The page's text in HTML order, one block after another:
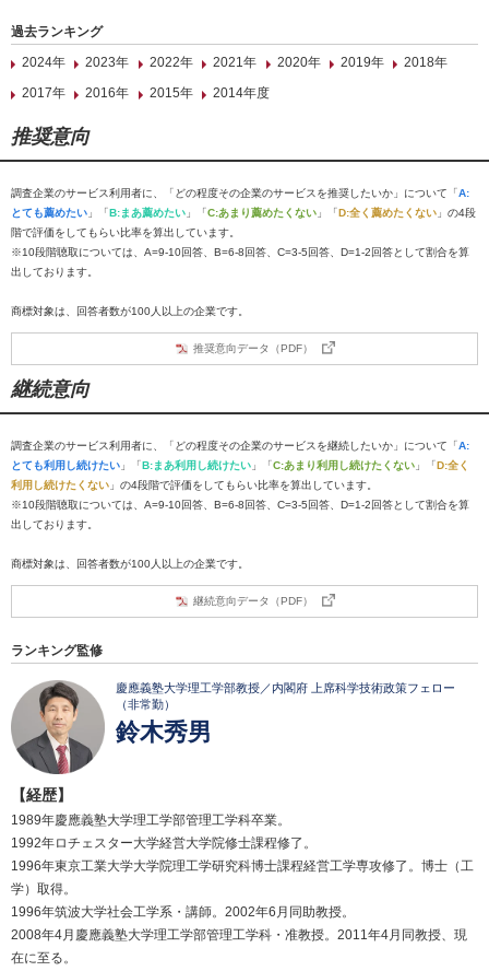
過去ランキング
2024年
2023年 2022年 2021年 2020年 2019年
2018年
2017年
2016年 2015年 2014年度
推奨意向
調査企業のサービス利用者に、「どの程度その企業のサービスを推奨したいか」について「A:
とても薦めたい 」「B:まあ薦めたい 」「C:あまり薦めたくない 」「D:全く薦めたくない 」の4段
階で評価をしてもらい比率を算出しています。
※10段階聴取については、A=9-10回答、B=6-8回答、C=3-5回答、D=1-2回答として割合を算
出しております。
商標対象は、回答者数が100人以上の企業です。
推奨意向データ（PDF）
継続意向
調査企業のサービス利用者に、「どの程度その企業のサービスを継続したいか」について「A:
とても利用し続けたい 」「B:まあ利用し続けたい 」「C:あまり利用し続けたくない 」「D:全く
利用し続けたくない 」の4段階で評価をしてもらい比率を算出しています。
※10段階聴取については、A=9-10回答、B=6-8回答、C=3-5回答、D=1-2回答として割合を算
出しております。
商標対象は、回答者数が100人以上の企業です。
継続意向データ（PDF）
ランキング監修
慶應義塾大学理工学部教授／内閣府 上席科学技術政策フェロー
（非常勤）
鈴木秀男
【経歴】
1989年慶應義塾大学理工学部管理工学科卒業。
1992年ロチェスター大学経営大学院修士課程修了。
1996年東京工業大学大学院理工学研究科博士課程経営工学専攻修了。博士（工
学）取得。
1996年筑波大学社会工学系・講師。2002年6月同助教授。
2008年4月慶應義塾大学理工学部管理工学科・准教授。2011年4月同教授、現
在に至る。